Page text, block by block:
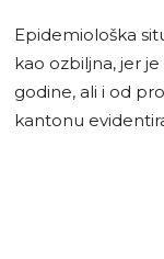
Epidemiološka
kao ozbiljna, jer
godine, ali i od
kantonu